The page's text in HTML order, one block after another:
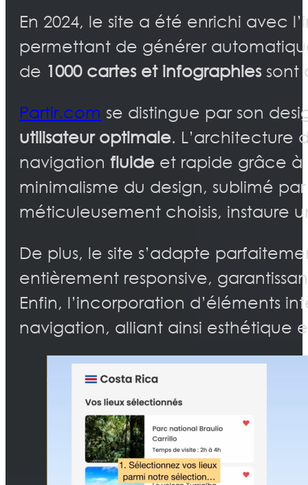
En 2024, le site a été enrichi avec
permettant de générer
de 1000 cartes et infographiessont
Partir.com se distingue par son
utilisateur optimale. L’architecture
navigation fluide et rapide grâce à
minimalisme du design, sublimé
méticuleusement choisis, instaure
De plus, le site s’adapte
entièrement responsive,
Enfin, l’incorporation d’éléments
navigation, alliant ainsi esthétique